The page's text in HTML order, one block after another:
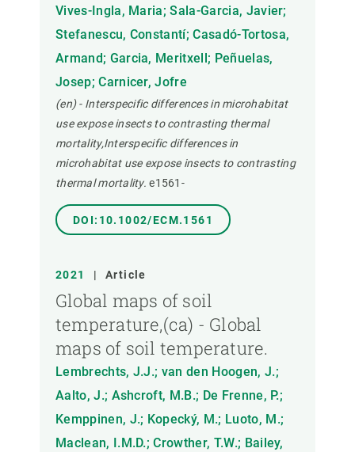
Vives-Ingla, Maria; Sala-Garcia, Javier;
Stefanescu, Constantí; Casadó-Tortosa,
Armand; Garcia, Meritxell; Peñuelas,
Josep; Carnicer, Jofre
(en) - Interspecific differences in microhabitat
use expose insects to contrasting thermal
mortality,Interspecific differences in
microhabitat use expose insects to contrasting
thermal mortality. e1561-
DOI:10.1002/ECM.1561
2021 | Article
Global maps of soil
temperature,(ca) - Global
maps of soil temperature.
Lembrechts, J.J.; van den Hoogen, J.;
Aalto, J.; Ashcroft, M.B.; De Frenne, P.;
Kemppinen, J.; Kopecký, M.; Luoto, M.;
Maclean, I.M.D.; Crowther, T.W.; Bailey,